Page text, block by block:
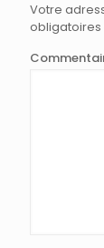
Votre
obligatoires